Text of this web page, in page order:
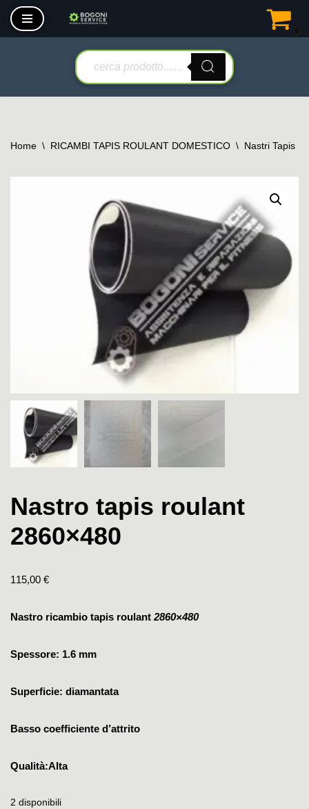
Vai
Home \ RICAMBI TAPIS ROULANT DOMESTICO \ Nastri Tapis
Nastro tapis roulant
2860×480
115,00 €
Nastro ricambio tapis roulant 2860×480
Spessore: 1.6 mm
Superficie: diamantata
Basso coefficiente d’attrito
Qualità:Alta
2 disponibili